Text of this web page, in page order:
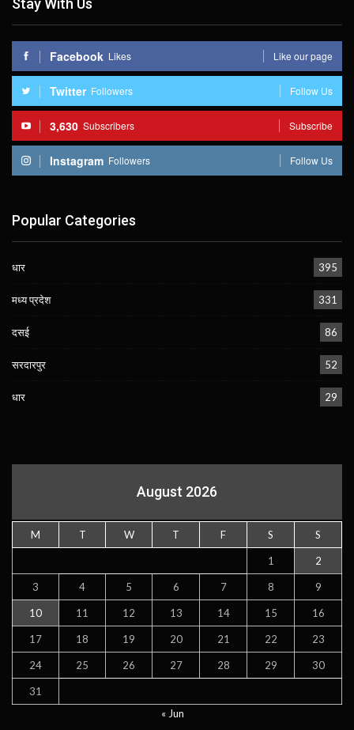
Stay With Us
Facebook Likes Like our page
Twitter Followers Follow Us
3,630 Subscribers Subscribe
Instagram Followers Follow Us
Popular Categories
धार 395
मध्य प्रदेश 331
दसई 86
सरदारपुर 52
धार 29
August 2026
M T W T F S S
1 2
3 4 5 6 7 8 9
10 11 12 13 14 15 16
17 18 19 20 21 22 23
24 25 26 27 28 29 30
31
« Jun